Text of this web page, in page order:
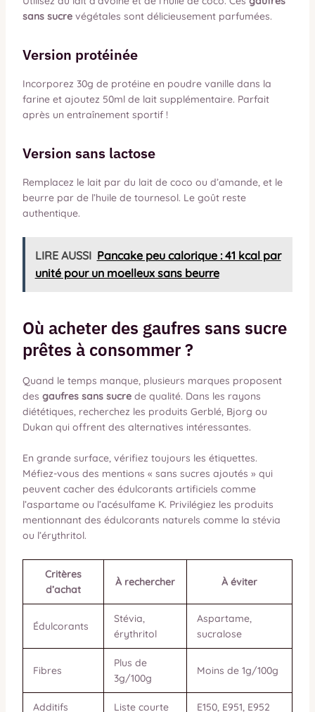
sans sucrevégétales sont délicieusement parfumées.
Version protéinée
Incorporez 30g de protéine en poudre vanille dans la
farine et ajoutez 50ml de lait supplémentaire. Parfait
après un entraînement sportif !
Version sans lactose
Remplacez le lait par du lait de coco ou d’amande, et le
beurre par de l’huile de tournesol. Le goût reste
authentique.
LIRE AUSSI Pancake peu calorique : 41 kcal par
unité pour un moelleux sans beurre
Où acheter des gaufres sans sucre
prêtes à consommer ?
Quand le temps manque, plusieurs marques proposent
des gaufres sans sucrede qualité. Dans les rayons
diététiques, recherchez les produits Gerblé, Bjorg ou
Dukan qui offrent des alternatives intéressantes.
En grande surface, vérifiez toujours les étiquettes.
Méfiez-vous des mentions « sans sucres ajoutés » qui
peuvent cacher des édulcorants artificiels comme
l’aspartame ou l’acésulfame K. Privilégiez les produits
mentionnant des édulcorants naturels comme la stévia
ou l’érythritol.
Critères
d’achat
À rechercher À éviter
Édulcorants
Stévia,
érythritol
Aspartame,
sucralose
Fibres
Plus de
3g/100g
Moins de 1g/100g
Additifs Liste courte E150, E951, E952